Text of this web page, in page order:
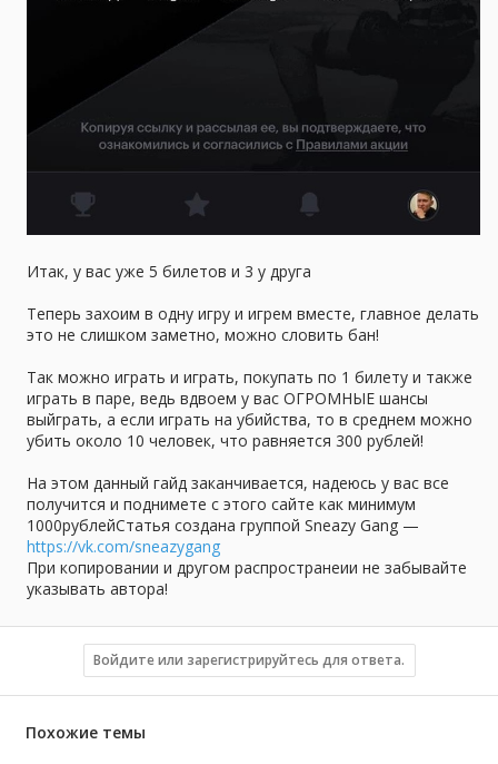
Итак, у вас уже 5 билетов и 3 у друга
Теперь захоим в одну игру и игрем вместе, главное делать
это не слишком заметно, можно словить бан!
Так можно играть и играть, покупать по 1 билету и также
играть в паре, ведь вдвоем у вас ОГРОМНЫЕ шансы
выйграть, а если играть на убийства, то в среднем можно
убить около 10 человек, что равняется 300 рублей!
На этом данный гайд заканчивается, надеюсь у вас все
получится и поднимете с этого сайте как минимум
1000рублейСтатья создана группой Sneazy Gang —
https://vk.com/sneazygang
При копировании и другом распространеии не забывайте
указывать автора!
Войдите или зарегистрируйтесь для ответа.
Похожие темы